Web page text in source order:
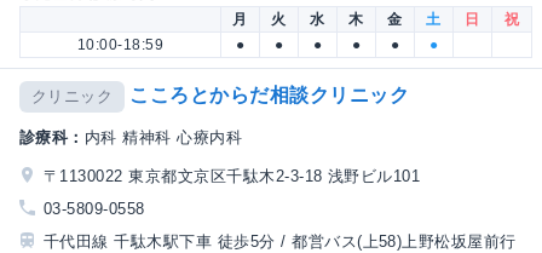
月 火 水 木 金 土 日
祝
10:00-18:59
● ● ● ● ● ●
クリニック こころとからだ相談クリニック
診療科： 内科 精神科 心療内科
〒1130022 東京都文京区千駄木2-3-18 浅野ビル101
03-5809-0558
千代田線 千駄木駅下車 徒歩5分 / 都営バス(上58)上野松坂屋前行